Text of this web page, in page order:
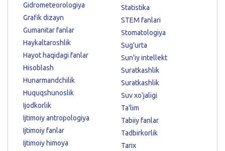
Gidrometeorologiya
Grafik dizayn
Gumanitar fanlar
Haykaltaroshlik
Hayot haqidagi fanlar
Hisoblash
Hunarmandchilik
Huquqshunoslik
Ijodkorlik
Ijtimoiy antropologiya
Ijtimoiy fanlar
Ijtimoiy himoya
Statistika
STEM fanlari
Stomatologiya
Sug'urta
Sun'iy intellekt
Suratkashlik
Suratkashlik
Suv xo'jaligi
Ta'lim
Tabiiy fanlar
Tadbirkorlik
Tarix